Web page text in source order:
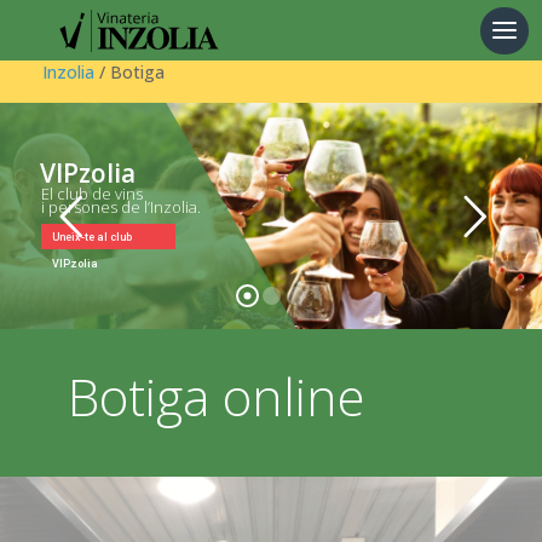
Products
search
Inzolia / Botiga
VIPzolia
Uneix-te al club
VIPzolia
El club de vins
i persones de l’Inzolia.
Botiga online